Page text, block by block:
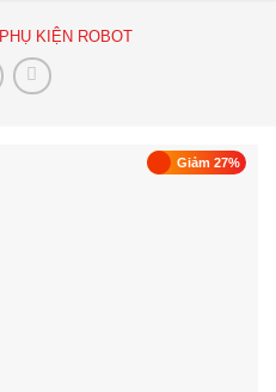
PHỤ KIỆN ROBOT
Giảm 27%